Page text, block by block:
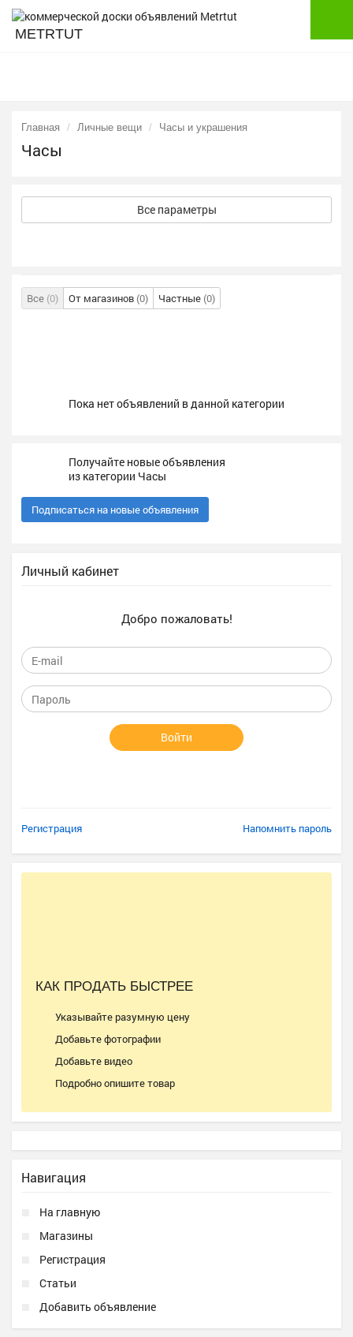
METRTUT
Главная Личные вещи Часы и украшения
Часы
Все параметры
Все (0) От магазинов (0) Частные (0)
Пока нет объявлений в данной категории
Получайте новые объявления
из категории Часы
Подписаться на новые объявления
Личный кабинет
Добро пожаловать!
Войти
Регистрация Напомнить пароль
КАК ПРОДАТЬ БЫСТРЕЕ
Указывайте разумную цену
Добавьте фотографии
Добавьте видео
Подробно опишите товар
Навигация
На главную
Магазины
Регистрация
Статьи
Добавить объявление